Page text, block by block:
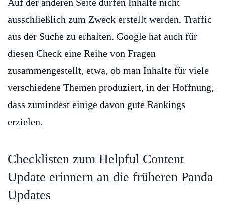
ausschließlich zum Zweck erstellt werden, Traffic
aus der Suche zu erhalten. Google hat auch für
diesen Check eine Reihe von Fragen
zusammengestellt, etwa, ob man Inhalte für viele
verschiedene Themen produziert, in der Hoffnung,
dass zumindest einige davon gute Rankings
erzielen.
Checklisten zum Helpful Content
Update erinnern an die früheren Panda
Updates